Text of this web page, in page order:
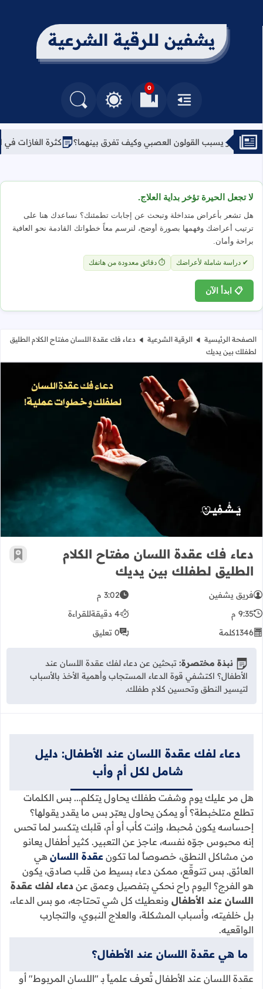
يشفين للرقية الشرعية
القائمة
0
العلامات المرجعيةالتغيير بين الوضع النهاري والداكن
البحث في المدونة
العصبي وكيف تفرق بينهما؟ كثرة الغازات في البطن والسحر:
لا تجعل الحيرة تؤخر بداية العلاج.
هل تشعر بأعراض متداخلة وتبحث عن إجابات تطمئنك؟ نساعدك هنا على
ترتيب أعراضك وفهمها بصورة أوضح، لنرسم معاً خطواتك القادمة نحو العافية
براحة وأمان.
✔ دراسة شاملة لأعراضك ⏱ دقائق معدودة من هاتفك
📋 ابدأ الآن
الصفحة الرئيسية الرقية الشرعية
دعاء فك عقدة اللسان مفتاح الكلام الطليق
لطفلك بين يديك
دعاء فك عقدة اللسان مفتاح الكلام
دعاء فك عقدة اللسان مفتاح الكلام
الطليق لطفلك بين يديك
أضف
فريق يشفين
3:02 م
9:35 م
4 دقيقة
للقراءة
1346كلمة 0 تعليق
نبذة مختصرة: تبحثين عن دعاء لفك عقدة اللسان عند
الأطفال؟ اكتشفي قوة الدعاء المستجاب وأهمية الأخذ بالأسباب
لتيسير النطق وتحسين كلام طفلك.
دعاء لفك عقدة اللسان عند الأطفال: دليل
شامل لكل أم وأب
هل مر عليك يوم وشفت طفلك يحاول يتكلم... بس الكلمات
تطلع متلخبطة؟ أو يمكن يحاول يعبّر بس ما يقدر يقولها؟
إحساسه يكون مُحبط، وإنت كأب أو أم، قلبك يتكسر لما تحس
إنه محبوس جوّه نفسه، عاجز عن التعبير. كثير أطفال يعانو
من مشاكل النطق، خصوصاً لما تكون عقدة اللسان هي
العائق. بس تتوقّع، ممكن دعاء بسيط من قلب صادق، يكون
هو الفرج؟ اليوم راح نحكي بتفصيل وعمق عن دعاء لفك عقدة
اللسان عند الأطفال ونعطيك كل شي تحتاجه، مو بس الدعاء،
بل خلفيته، وأسباب المشكلة، والعلاج النبوي، والتجارب
الواقعيه.
ما هي عقدة اللسان عند الأطفال؟
عقدة اللسان عند الأطفال تُعرف علمياً بـ "اللسان المربوط" أو